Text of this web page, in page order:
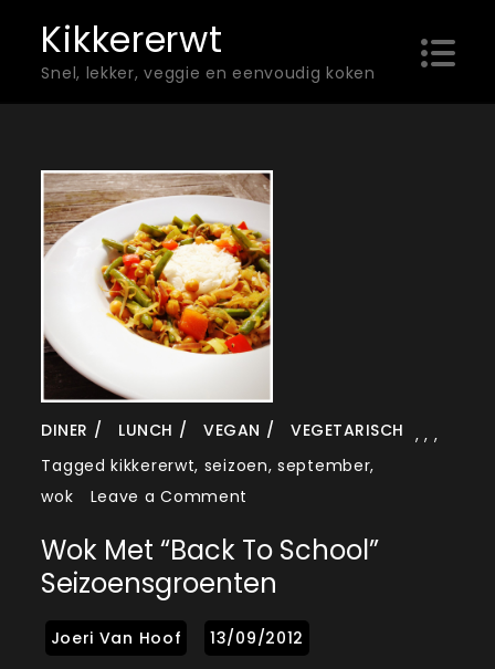
content
Kikkererwt
Snel, lekker, veggie en eenvoudig koken
DINER ,
LUNCH ,
VEGAN ,
VEGETARISCH
Taggedkikkererwt, seizoen,september,
wok
Leave a Comment
met
“back
to
school”
Wok Met “back To School”
Seizoensgroenten